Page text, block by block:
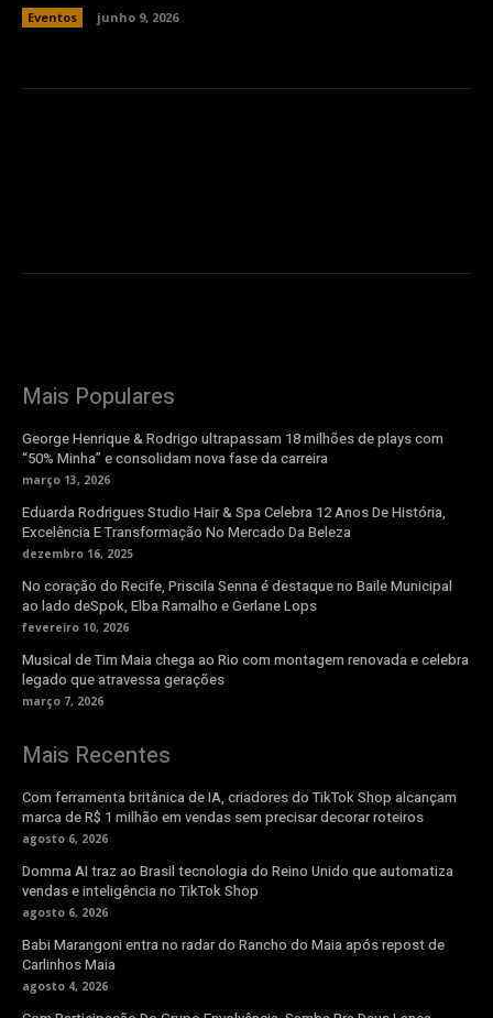
Eventos junho 9, 2026
Mais Populares
George Henrique & Rodrigo ultrapassam 18 milhões de plays com
“50% Minha” e consolidam nova fase da carreira
março 13, 2026
Eduarda Rodrigues Studio Hair & Spa Celebra 12 Anos De História,
Excelência E Transformação No Mercado Da Beleza
dezembro 16, 2025
No coração do Recife, Priscila Senna é destaque no Baile Municipal
ao lado deSpok, Elba Ramalho e Gerlane Lops
fevereiro 10, 2026
Musical de Tim Maia chega ao Rio com montagem renovada e celebra
legado que atravessa gerações
março 7, 2026
Mais Recentes
Com ferramenta britânica de IA, criadores do TikTok Shop alcançam
marca de R$ 1 milhão em vendas sem precisar decorar roteiros
agosto 6, 2026
Domma AI traz ao Brasil tecnologia do Reino Unido que automatiza
vendas e inteligência no TikTok Shop
agosto 6, 2026
Babi Marangoni entra no radar do Rancho do Maia após repost de
Carlinhos Maia
agosto 4, 2026